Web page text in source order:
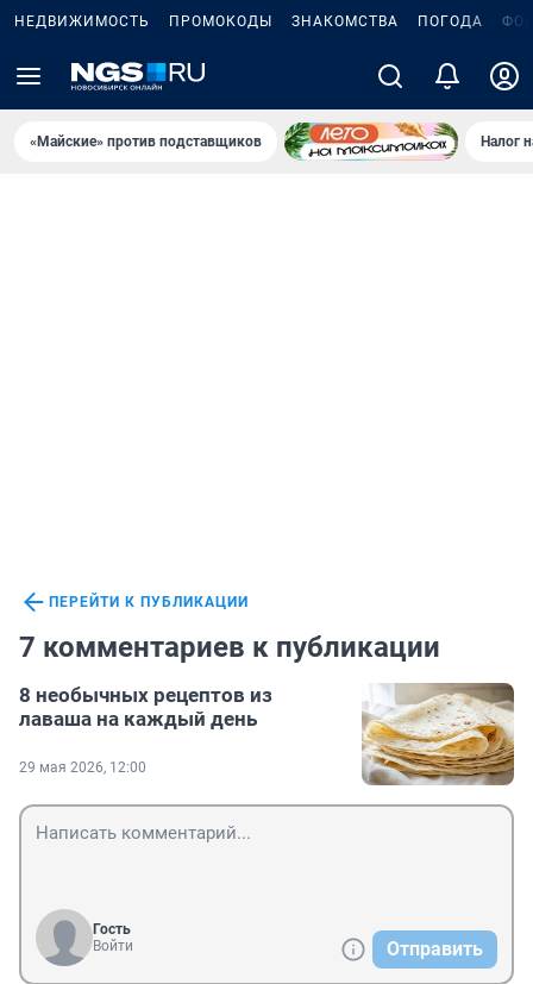
НЕДВИЖИМОСТЬ ПРОМОКОДЫ ЗНАКОМСТВА ПОГОДА
«Майские» против подставщиков Налог
ПЕРЕЙТИ К ПУБЛИКАЦИИ
7 комментариев к публикации
8 необычных рецептов из
лаваша на каждый день
29 мая 2026, 12:00
Гость
Войти
Отправить